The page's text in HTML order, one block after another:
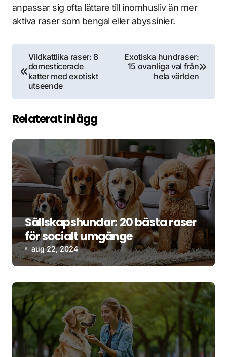
anpassar sig ofta lättare till inomhusliv än mer
aktiva raser som bengal eller abyssinier.
Inläggsnavigering
Vildkattlika raser: 8
domesticerade
katter med exotiskt
utseende
Exotiska hundraser:
15 ovanliga val från
hela världen
Relaterat inlägg
Sällskapshundar: 20 bästa raser
för socialt umgänge
aug 22, 2024